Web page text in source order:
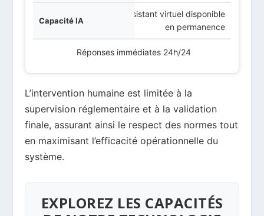
Assistant virtuel disponible
en permanence
Réponses immédiates 24h/24
L’intervention humaine est limitée à la
supervision réglementaire et à la validation
finale, assurant ainsi le respect des normes tout
en maximisant l’efficacité opérationnelle du
système.
EXPLOREZ LES CAPACITÉS